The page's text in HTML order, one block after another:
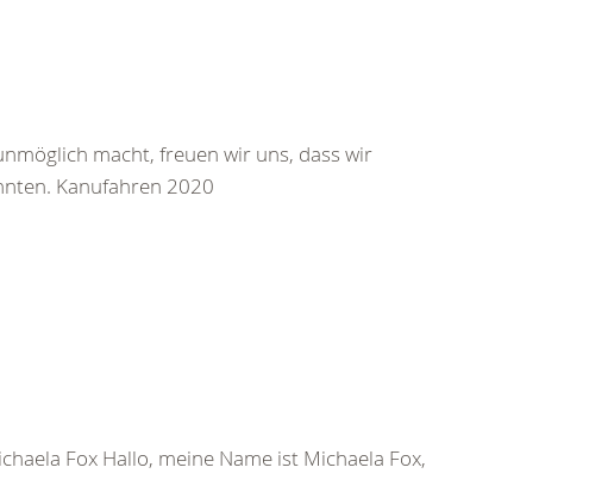
macht, freuen wir uns, dass wir
Kanufahren 2020
Fox Hallo, meine Name ist Michaela Fox,